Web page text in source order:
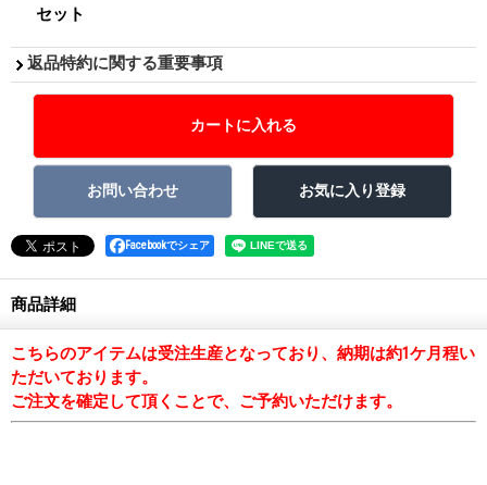
セット
返品特約に関する重要事項
Facebookでシェア
商品詳細
こちらのアイテムは受注生産となっており、納期は約1ケ月程い
ただいております。
ご注文を確定して頂くことで、ご予約いただけます。